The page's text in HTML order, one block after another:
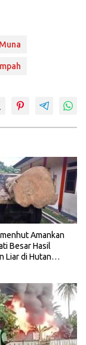
Amankan
Besar Hasil
Liar di Hutan